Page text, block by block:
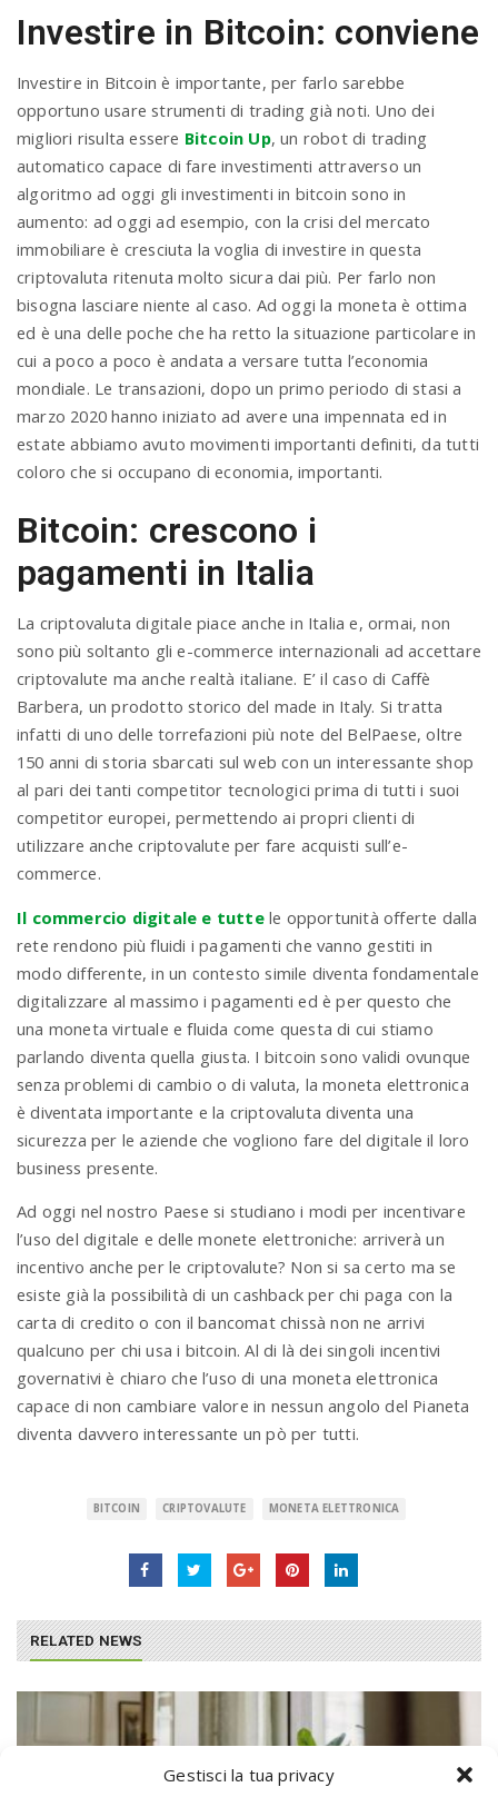
Gestisci la tua privacy
Investire in Bitcoin: conviene
Investire in Bitcoin è importante, per farlo sarebbe
opportuno usare strumenti di trading già noti. Uno dei
migliori risulta essere Bitcoin Up, un robot di trading
automatico capace di fare investimenti attraverso un
algoritmo ad oggi gli investimenti in bitcoin sono in
aumento: ad oggi ad esempio, con la crisi del mercato
immobiliare è cresciuta la voglia di investire in questa
criptovaluta ritenuta molto sicura dai più. Per farlo non
bisogna lasciare niente al caso. Ad oggi la moneta è ottima
ed è una delle poche che ha retto la situazione particolare in
cui a poco a poco è andata a versare tutta l’economia
mondiale. Le transazioni, dopo un primo periodo di stasi a
marzo 2020 hanno iniziato ad avere una impennata ed in
estate abbiamo avuto movimenti importanti definiti, da tutti
coloro che si occupano di economia, importanti.
Bitcoin: crescono i
pagamenti in Italia
La criptovaluta digitale piace anche in Italia e, ormai, non
sono più soltanto gli e-commerce internazionali ad accettare
criptovalute ma anche realtà italiane. E’ il caso di Caffè
Barbera, un prodotto storico del made in Italy. Si tratta
infatti di uno delle torrefazioni più note del BelPaese, oltre
150 anni di storia sbarcati sul web con un interessante shop
al pari dei tanti competitor tecnologici prima di tutti i suoi
competitor europei, permettendo ai propri clienti di
utilizzare anche criptovalute per fare acquisti sull’e-
commerce.
Il commercio digitale e tuttele opportunità offerte dalla
rete rendono più fluidi i pagamenti che vanno gestiti in
modo differente, in un contesto simile diventa fondamentale
digitalizzare al massimo i pagamenti ed è per questo che
una moneta virtuale e fluida come questa di cui stiamo
parlando diventa quella giusta. I bitcoin sono validi ovunque
senza problemi di cambio o di valuta, la moneta elettronica
è diventata importante e la criptovaluta diventa una
sicurezza per le aziende che vogliono fare del digitale il loro
business presente.
Ad oggi nel nostro Paese si studiano i modi per incentivare
l’uso del digitale e delle monete elettroniche: arriverà un
incentivo anche per le criptovalute? Non si sa certo ma se
esiste già la possibilità di un cashback per chi paga con la
carta di credito o con il bancomat chissà non ne arrivi
qualcuno per chi usa i bitcoin. Al di là dei singoli incentivi
governativi è chiaro che l’uso di una moneta elettronica
capace di non cambiare valore in nessun angolo del Pianeta
diventa davvero interessante un pò per tutti.
BITCOIN CRIPTOVALUTE MONETA ELETTRONICA
RELATED NEWS